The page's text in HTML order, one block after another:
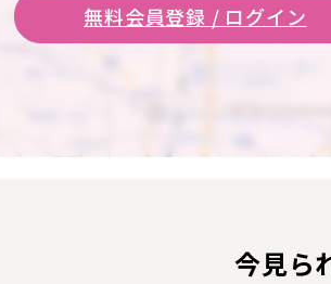
無料会員登録 / ログイン
今見ら